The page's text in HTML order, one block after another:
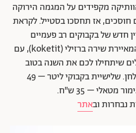
מקפידים על המגמה הירוקה
אז תחסכו בסטייל. לקראת
חדש של בקבוקים רב פעמיים
בעיצובים מגוונים של המאיירת שירה ברזילי (koketit), עם
שיתחילו לכם את השנה בטוב
ויעלו חיוכים סביב השולחן. שלישיית בקבוקי ליטר – 49
– 35 ש"ח.
אתר